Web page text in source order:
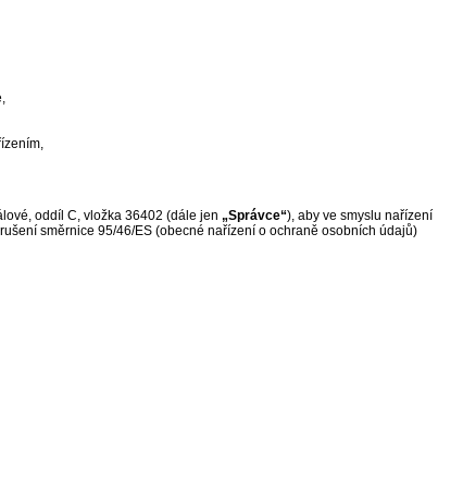
oddíl C, vložka 36402 (dále jen „Správce“), aby ve smyslu nařízení
směrnice 95/46/ES (obecné nařízení o ochraně osobních údajů)